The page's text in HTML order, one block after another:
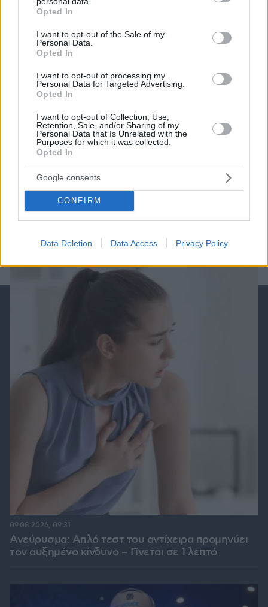
grant or deny consent to Google and its third-party tags to
use your data for below specified purposes in below Google
consent section.
Opted In
I want to opt-out of the Sale of my
Personal Data.
Opted In
I want to opt-out of processing my
Personal Data for Targeted Advertising.
Opted In
I want to opt-out of Collection, Use,
Retention, Sale, and/or Sharing of my
Personal Data that Is Unrelated with the
Purposes for which it was collected.
Opted In
Google consents
CONFIRM
Data Deletion Data Access Privacy Policy
09.08.2026, 11:37
Games
Cut The Rope Candy
Best of Network
Ανεύρυσμα: Απλό τεστ του αντίχειρα προμηνύει
τον αυξημένο κίνδυνο – Γίνεται σε 1 λεπτό
09.08.2026, 09:31